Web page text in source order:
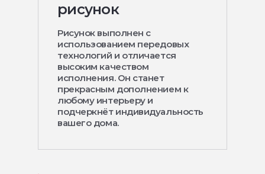
рисунок
Рисунок выполнен с
использованием передовых
технологий и отличается
высоким качеством
исполнения. Он станет
прекрасным дополнением к
любому интерьеру и
подчеркнёт индивидуальность
вашего дома.